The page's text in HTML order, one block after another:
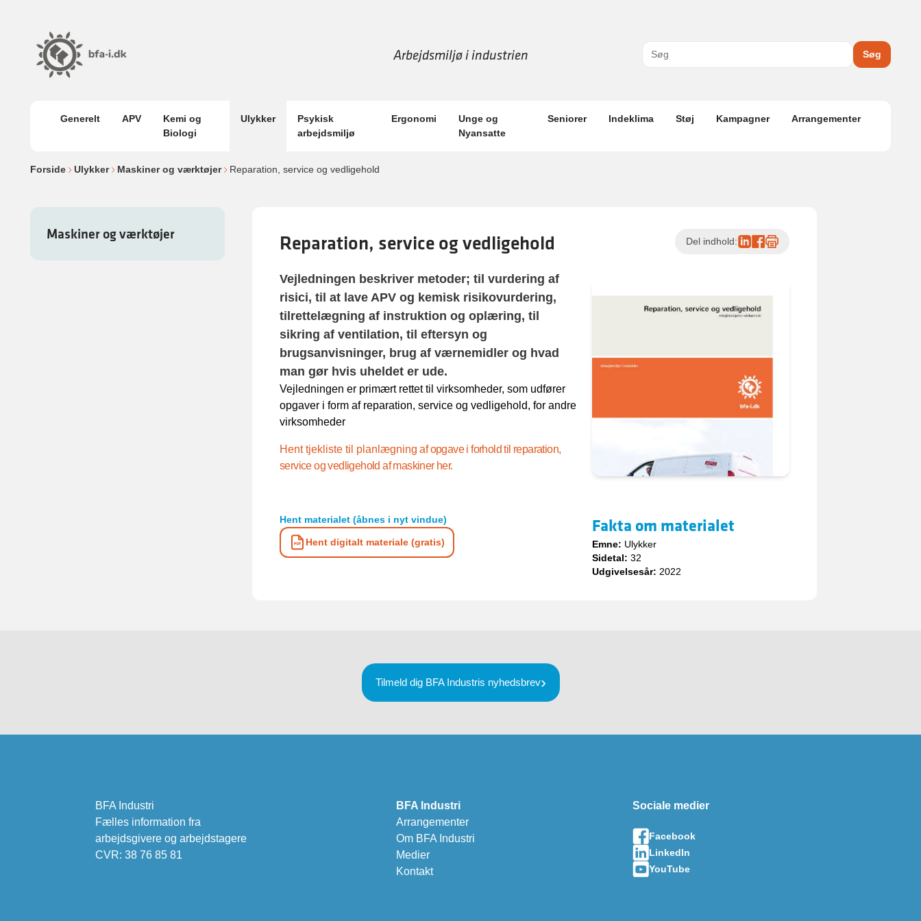
Arbejdsmiljø i industrien Søg
Generelt APV
Kemi og
Biologi
Ulykker
Psykisk
arbejdsmiljø
Ergonomi
Unge og
Nyansatte
Seniorer Indeklima Støj Kampagner Arrangementer
Forside Ulykker Maskiner og værktøjer Reparation, service og vedligehold
Maskiner og værktøjer Reparation, service og vedligehold Del indhold:
Vejledningen beskriver metoder; til vurdering af
risici, til at lave APV og kemisk risikovurdering,
tilrettelægning af instruktion og oplæring, til
sikring af ventilation, til eftersyn og
brugsanvisninger, brug af værnemidler og hvad
man gør hvis uheldet er ude.
Vejledningen er primært rettet til virksomheder, som udfører
opgaver i form af reparation, service og vedligehold, for andre
virksomheder
Hent tjekliste til planlægning af opgave i forhold til reparation,
service og vedligehold af maskiner her.
Hent materialet (åbnes i nyt vindue)
Hent digitalt materiale (gratis)
Fakta om materialet
Emne: Ulykker
Sidetal: 32
Udgivelsesår: 2022
Tilmeld dig BFA Industris nyhedsbrev
BFA Industri
Fælles information fra
arbejdsgivere og arbejdstagere
CVR: 38 76 85 81
BFA Industri
Arrangementer
Om BFA Industri
Medier
Kontakt
Sociale medier
Facebook
LinkedIn
YouTube